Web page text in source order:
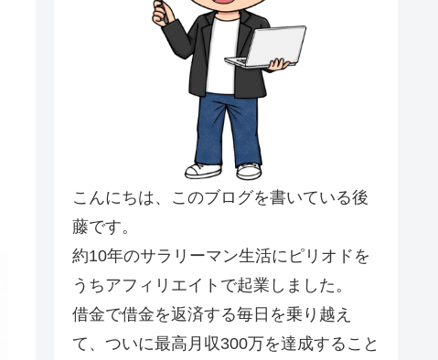
こんにちは、このブログを書いている後
藤です。
約10年のサラリーマン生活にピリオドを
うちアフィリエイトで起業しました。
借金で借金を返済する毎日を乗り越え
て、ついに最高月収300万を達成すること